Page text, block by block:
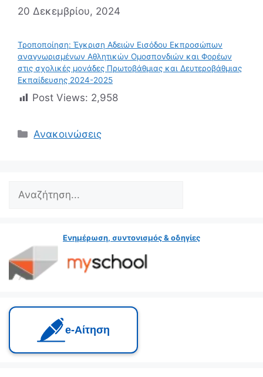
20 Δεκεμβρίου, 2024
Τροποποίηση: Έγκριση Αδειών Εισόδου Εκπροσώπων
αναγνωρισμένων Αθλητικών Ομοσπονδιών και Φορέων
στις σχολικές μονάδες Πρωτοβάθμιας και Δευτεροβάθμιας
Εκπαίδευσης 2024-2025
Post Views: 2,958
Κατηγορίες
Ανακοινώσεις
Search
Ενημέρωση, συντονισμός & οδηγίες
e‑Αίτηση